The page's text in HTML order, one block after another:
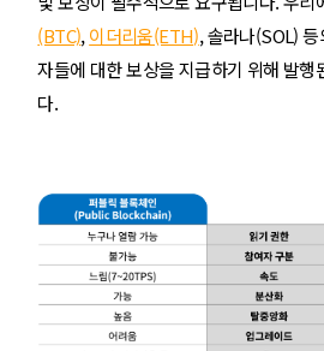
(BTC),이더리움(ETH), 솔라나(SOL)
자들에 대한 보상을 지급하기 위해 발행
다.